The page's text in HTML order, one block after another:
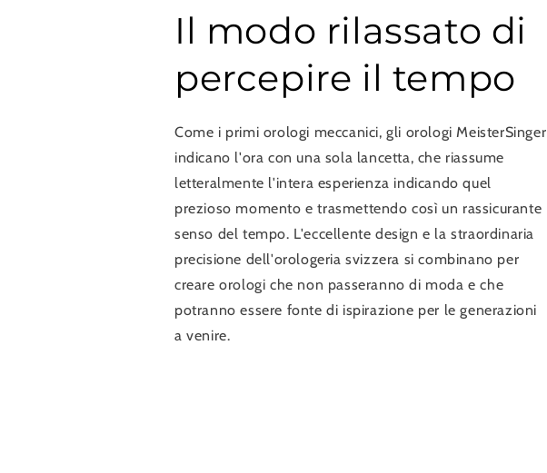
Il modo rilassato di
percepire il tempo
Come i primi orologi meccanici, gli orologi MeisterSinger
indicano l'ora con una sola lancetta, che riassume
letteralmente l'intera esperienza indicando quel
prezioso momento e trasmettendo così un rassicurante
senso del tempo. L'eccellente design e la straordinaria
precisione dell'orologeria svizzera si combinano per
creare orologi che non passeranno di moda e che
potranno essere fonte di ispirazione per le generazioni
a venire.